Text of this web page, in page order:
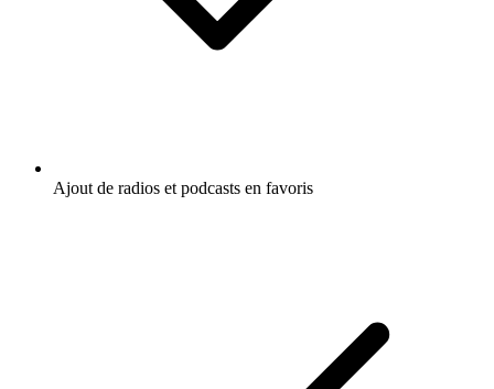
Ajout de radios et podcasts en favoris